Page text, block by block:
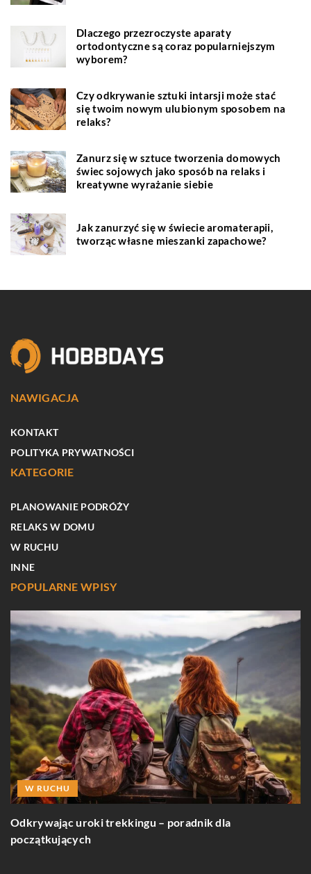
Dlaczego przezroczyste aparaty
ortodontyczne są coraz popularniejszym
wyborem?
Czy odkrywanie sztuki intarsji może stać
się twoim nowym ulubionym sposobem na
relaks?
Zanurz się w sztuce tworzenia domowych
świec sojowych jako sposób na relaks i
kreatywne wyrażanie siebie
Jak zanurzyć się w świecie aromaterapii,
tworząc własne mieszanki zapachowe?
NAWIGACJA
KONTAKT
POLITYKA PRYWATNOŚCI
KATEGORIE
PLANOWANIE PODRÓŻY
RELAKS W DOMU
W RUCHU
INNE
POPULARNE WPISY
W RUCHU
Odkrywając uroki trekkingu – poradnik dla
początkujących